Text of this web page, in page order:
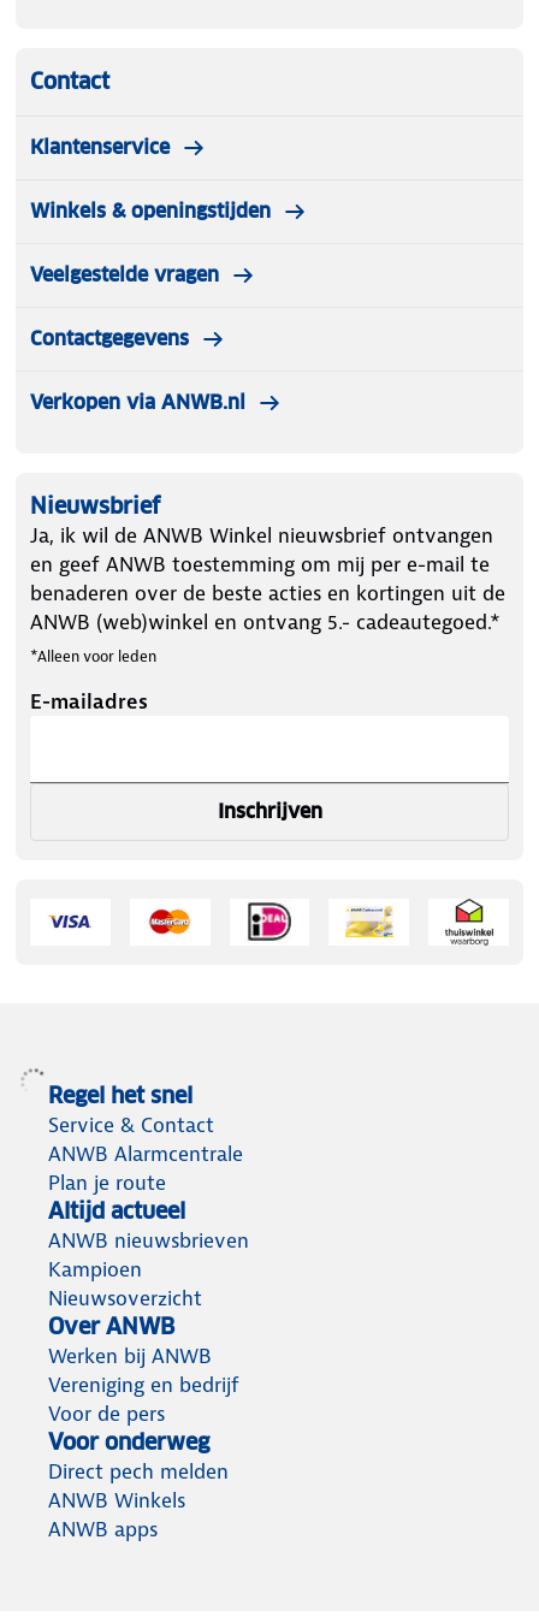
Contact
Klantenservice
Winkels & openingstijden
Veelgestelde vragen
Contactgegevens
Verkopen via ANWB.nl
Nieuwsbrief
Ja, ik wil de ANWB Winkel nieuwsbrief ontvangen
en geef ANWB toestemming om mij per e-mail te
benaderen over de beste acties en kortingen uit de
ANWB (web)winkel en ontvang 5.- cadeautegoed.*
*Alleen voor leden
E-mailadres
Inschrijven
Regel het snel
Service & Contact
ANWB Alarmcentrale
Plan je route
Altijd actueel
ANWB nieuwsbrieven
Kampioen
Nieuwsoverzicht
Over ANWB
Werken bij ANWB
Vereniging en bedrijf
Voor de pers
Voor onderweg
Direct pech melden
ANWB Winkels
ANWB apps